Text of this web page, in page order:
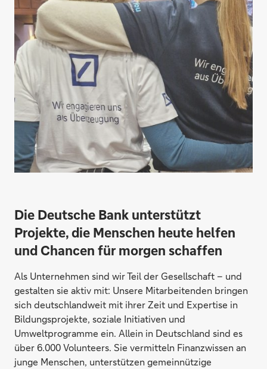
Die Deutsche Bank unterstützt
Projekte, die Menschen heute helfen
und Chancen für morgen schaffen
Als Unternehmen sind wir Teil der Gesellschaft – und
gestalten sie aktiv mit: Unsere Mitarbeitenden bringen
sich deutschlandweit mit ihrer Zeit und Expertise in
Bildungsprojekte, soziale Initiativen und
Umweltprogramme ein. Allein in Deutschland sind es
über 6.000 Volunteers. Sie vermitteln Finanzwissen an
junge Menschen, unterstützen gemeinnützige